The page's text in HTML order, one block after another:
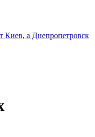
Киев, а Днепропетровск